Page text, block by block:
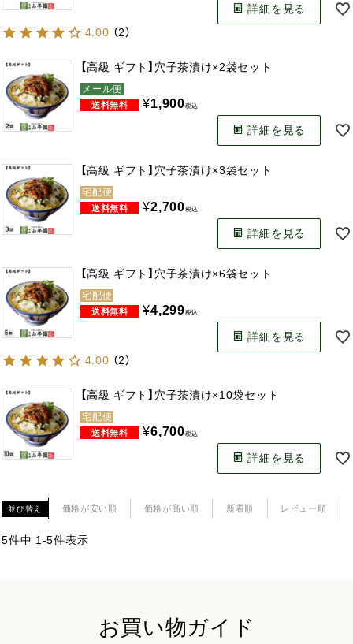
詳細を見る
4.00 （2）
【高級 ギフト】穴子茶漬け×2袋セット
メール便
¥1,900税込
詳細を見る
【高級 ギフト】穴子茶漬け×3袋セット
宅配便
¥2,700税込
詳細を見る
【高級 ギフト】穴子茶漬け×6袋セット
宅配便
¥4,299税込
詳細を見る
4.00 （2）
【高級 ギフト】穴子茶漬け×10袋セット
宅配便
¥6,700税込
詳細を見る
並び替え 価格が安い順 価格が高い順 新着順 レビュー順
5件中 1-5件表示
お買い物ガイド